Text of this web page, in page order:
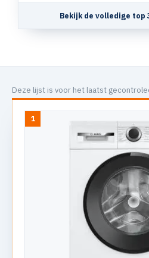
Bekijk de volledige top
Deze lijst is voor het laatst
1